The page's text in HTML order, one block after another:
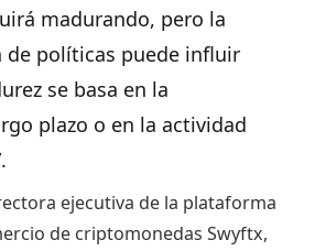
madurando, pero la
de políticas puede influir
se basa en la
plazo o en la actividad
ejecutiva de la plataforma
de criptomonedas Swyftx,